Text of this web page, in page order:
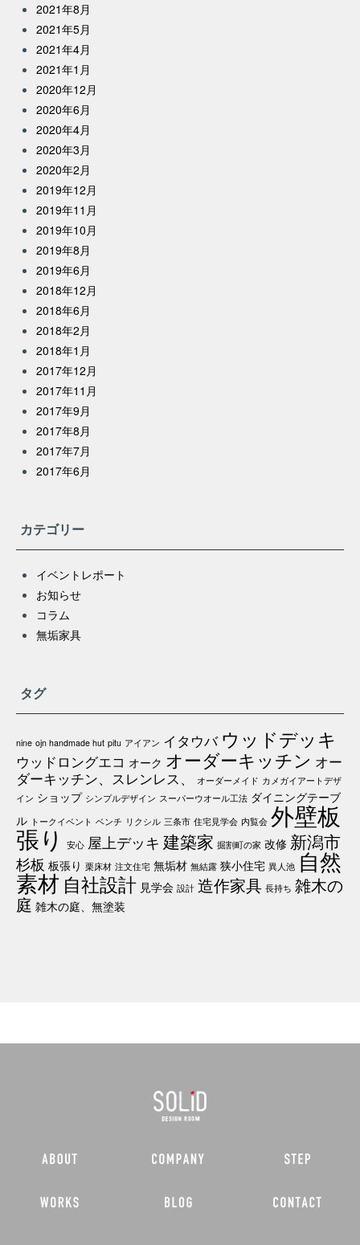
2021年8月
2021年5月
2021年4月
2021年1月
2020年12月
2020年6月
2020年4月
2020年3月
2020年2月
2019年12月
2019年11月
2019年10月
2019年8月
2019年6月
2018年12月
2018年6月
2018年2月
2018年1月
2017年12月
2017年11月
2017年9月
2017年8月
2017年7月
2017年6月
カテゴリー
イベントレポート
お知らせ
コラム
無垢家具
タグ
nine ojn handmade hut pitu アイアン イタウバ ウッドデッキ
ウッドロングエコ オーク オーダーキッチン オー
ダーキッチン、スレンレス、
オーダーメイド カメガイアートデザ
イン ショップ シンプルデザイン スーパーウオール工法 ダイニングテーブ
ル トークイベント ベンチ リクシル 三条市 住宅見学会 内覧会 外壁板
張り 安心 屋上デッキ 建築家 掘割町の家 改修 新潟市
杉板 板張り 栗床材 注文住宅 無垢材 無結露 狭小住宅 異人池 自然
素材 自社設計 見学会 設計 造作家具 長持ち 雑木の
庭 雑木の庭、無塗装